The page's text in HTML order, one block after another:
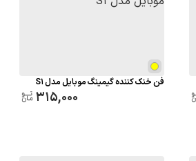
فن خنک کننده گیمینگ موبایل مدل S1
315,000